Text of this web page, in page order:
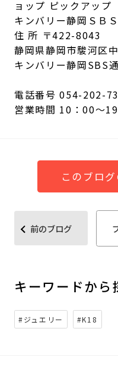
ョップ ピックアップ
キンバリー静岡ＳＢ
住 所 〒422-8043
静岡県静岡市駿河区
キンバリー静岡SBS
電話番号 054-202-
営業時間 10：00～
このブロ
前のブログ
キーワードから
#ジュエリー #K18